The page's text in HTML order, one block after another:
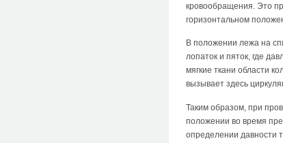
кровообращения. Это
горизонтальном
В положении лежа на
лопаток и пяток, где
мягкие ткани области
вызывает здесь
Таким образом, при
положении во время
определении давности